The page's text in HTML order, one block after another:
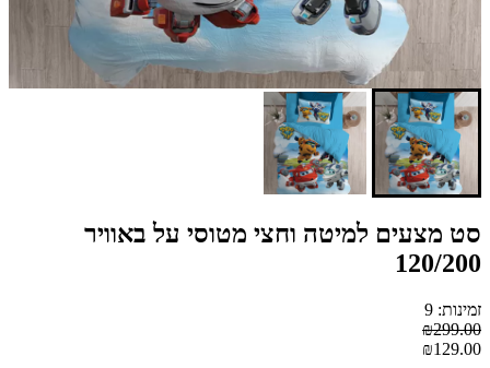
סט מצעים למיטה וחצי מטוסי על באוויר
120/200
זמינות: 9
₪299.00
₪129.00